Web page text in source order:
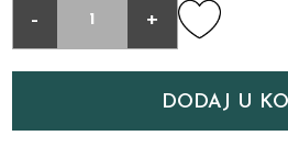
- +
DODAJ U